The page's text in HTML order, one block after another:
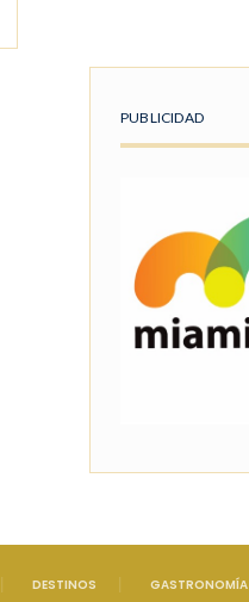
PUBLICIDAD
DESTINOS GASTRONOMÍA